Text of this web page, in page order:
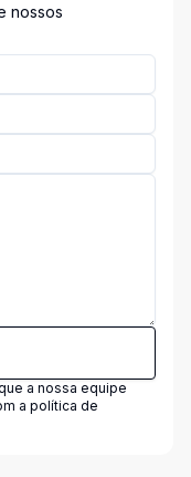
nossos
a nossa equipe
a política de